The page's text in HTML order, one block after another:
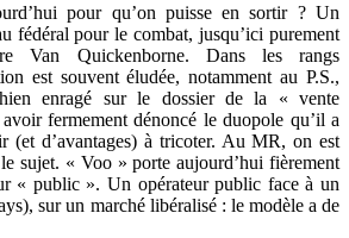
pour qu’on puisse en sortir ? Un
fédéral pour le combat, jusqu’ici purement
Van Quickenborne. Dans les rangs
est souvent éludée, notamment au P.S.,
enragé sur le dossier de la « vente
fermement dénoncé le duopole qu’il a
(et d’avantages) à tricoter. Au MR, on est
sujet. « Voo » porte aujourd’hui fièrement
« public ». Un opérateur public face à un
sur un marché libéralisé : le modèle a de